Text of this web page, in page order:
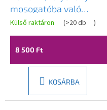
mosogatóba való
adagoló, keskeny
kialakítás, 300 ml, matt
réz, REA-08003
Külső raktáron (>20 db )
8 500 Ft
KOSÁRBA